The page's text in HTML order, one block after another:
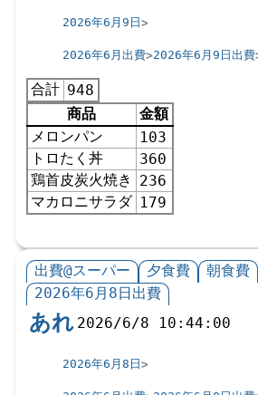
2026年6月9日
2026年6月出費 2026年6月9日出費
合計 948
商品
金額
メロンパン
103
トロたく丼
360
鶏首皮炭火焼き
236
マカロニサラダ 179
出費@スーパー 夕食費
朝食費
2026年6月8日出費
あれ 2026/6/8 10:44:00
2026年6月8日